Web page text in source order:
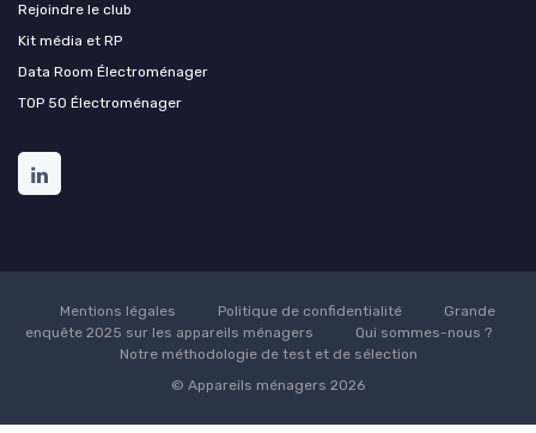
Rejoindre le club
Kit média et RP
Data Room Électroménager
TOP 50 Électroménager
Mentions légales Politique de confidentialité
Grande
enquête 2025 sur les appareils ménagers
Qui sommes-nous ?
Notre méthodologie de test et de sélection
© Appareils ménagers 2026